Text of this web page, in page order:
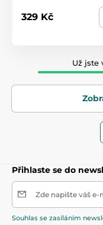
329 Kč
Už jste
Přihlaste se do
Zde napište váš e-
Souhlas se zasíláním